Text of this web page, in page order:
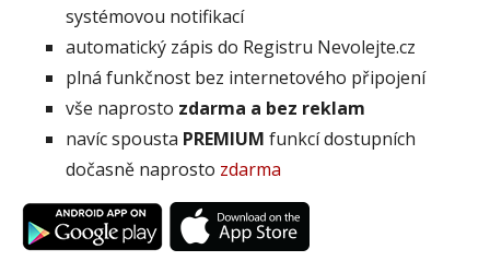
systémovou notifikací
automatický zápis do Registru Nevolejte.cz
plná funkčnost bez internetového připojení
vše naprosto zdarma a bez reklam
navíc spousta PREMIUM funkcí dostupních
dočasně naprosto zdarma